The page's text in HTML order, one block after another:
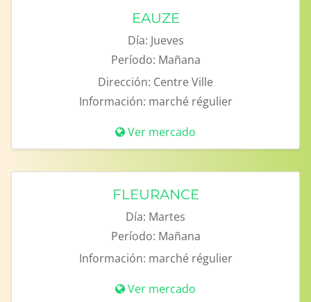
EAUZE
Día: Jueves
Período: Mañana
Dirección: Centre Ville
Información: marché régulier
Ver mercado
FLEURANCE
Día: Martes
Período: Mañana
Información: marché régulier
Ver mercado